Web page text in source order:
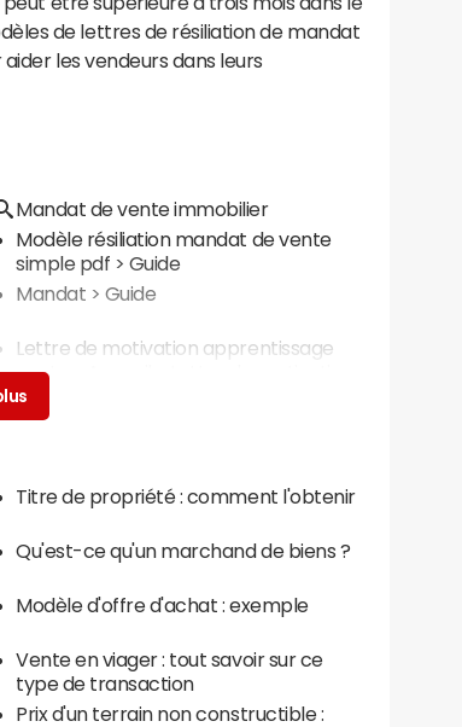
de lettres de résiliation de mandat
les vendeurs dans leurs
Mandat de vente immobilier
Modèle résiliation mandat de vente
simple pdf > Guide
Mandat > Guide
Lettre de motivation apprentissage
vente
Titre de propriété : comment l'obtenir
Qu'est-ce qu'un marchand de biens ?
Modèle d'offre d'achat : exemple
Vente en viager : tout savoir sur ce
type de transaction
Prix d'un terrain non constructible :